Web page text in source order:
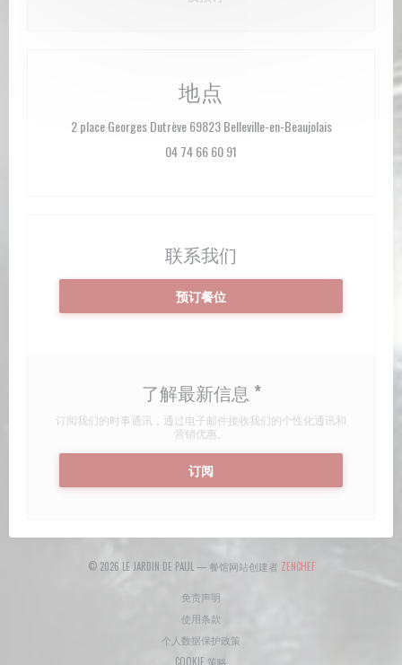
地点
2 place Georges Dutrève 69823 Belleville-en-Beaujolais((在新窗口
04 74 66 60 91
联系我们
预订餐位
了解最新信息 *
订阅我们的时事通讯，通过电子邮件接收我们的个性化通讯和
营销优惠。
订阅
© 2026 LE JARDIN DE PAUL — 餐馆网站创建者 ZENCHEF((在新窗口中打开))
免责声明
使用条款
个人数据保护政策
COOKIE 策略